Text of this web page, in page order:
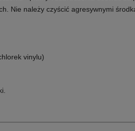
Nie należy czyścić agresywnymi
vinylu)